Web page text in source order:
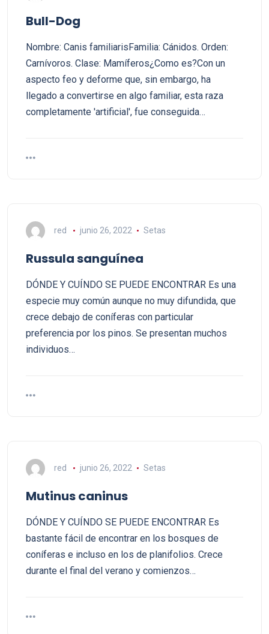
Bull-Dog
Nombre: Canis familiarisFamilia: Cánidos. Orden:
Carnívoros. Clase: Mamíferos¿Como es?Con un
aspecto feo y deforme que, sin embargo, ha
llegado a convertirse en algo familiar, esta raza
completamente 'artificial', fue conseguida…
red junio 26, 2022 Setas
Russula sanguínea
DÓNDE Y CUÍNDO SE PUEDE ENCONTRAR Es una
especie muy común aunque no muy difundida, que
crece debajo de coníferas con particular
preferencia por los pinos. Se presentan muchos
individuos…
red junio 26, 2022 Setas
Mutinus caninus
DÓNDE Y CUÍNDO SE PUEDE ENCONTRAR Es
bastante fácil de encontrar en los bosques de
coníferas e incluso en los de planifolios. Crece
durante el final del verano y comienzos…